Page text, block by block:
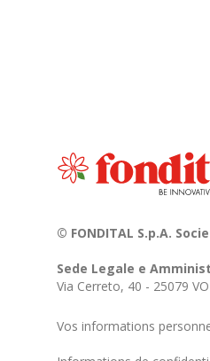
© FONDITAL S.p.A.
Sede Legale e
Via Cerreto, 40 - 25079
Vos informations